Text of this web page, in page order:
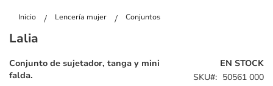
Inicio Lencería mujer Conjuntos
final
la
de
imágenes
de
galería
de
Lalia
EN STOCK
SKU
50561 000
Conjunto de sujetador, tanga y mini
falda.